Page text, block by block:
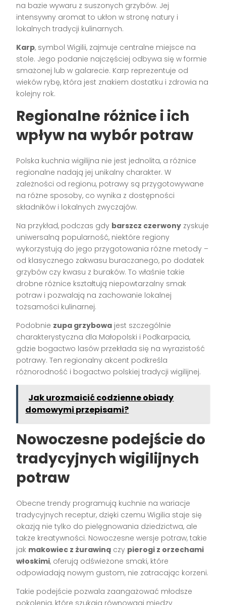
na bazie wywaru z suszonych grzybów. Jej
intensywny aromat to ukłon w stronę natury i
lokalnych tradycji kulinarnych.
Karp, symbol Wigilii, zajmuje centralne miejsce na
stole. Jego podanie najczęściej odbywa się w formie
smażonej lub w galarecie. Karp reprezentuje od
wieków rybę, która jest znakiem dostatku i zdrowia na
kolejny rok.
Regionalne różnice i ich
wpływ na wybór potraw
Polska kuchnia wigilijna nie jest jednolita, a różnice
regionalne nadają jej unikalny charakter. W
zależności od regionu, potrawy są przygotowywane
na różne sposoby, co wynika z dostępności
składników i lokalnych zwyczajów.
Na przykład, podczas gdy barszcz czerwony zyskuje
uniwersalną popularność, niektóre regiony
wykorzystują do jego przygotowania różne metody –
od klasycznego zakwasu buraczanego, po dodatek
grzybów czy kwasu z buraków. To właśnie takie
drobne różnice kształtują niepowtarzalny smak
potraw i pozwalają na zachowanie lokalnej
tożsamości kulinarnej.
Podobnie zupa grzybowa jest szczególnie
charakterystyczna dla Małopolski i Podkarpacia,
gdzie bogactwo lasów przekłada się na wyrazistość
potrawy. Ten regionalny akcent podkreśla
różnorodność i bogactwo polskiej tradycji wigilijnej.
Jak urozmaicić codzienne obiady
domowymi przepisami?
Nowoczesne podejście do
tradycyjnych wigilijnych
potraw
Obecne trendy programują kuchnie na wariacje
tradycyjnych receptur, dzięki czemu Wigilia staje się
okazją nie tylko do pielęgnowania dziedzictwa, ale
także kreatywności. Nowoczesne wersje potraw, takie
jak makowiec z żurawiną czy pierogi z orzechami
włoskimi, oferują odświeżone smaki, które
odpowiadają nowym gustom, nie zatracając korzeni.
Takie podejście pozwala zaangażować młodsze